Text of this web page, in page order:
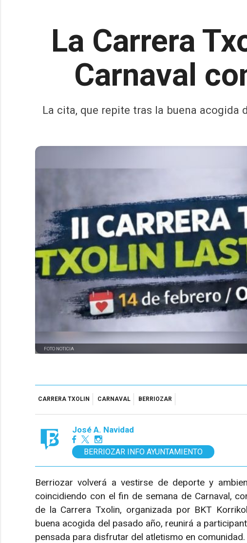
La Carrera
Carnaval
La cita, que repite tras la buena acogida
FOTO NOTICIA
CARRERA TXOLIN CARNAVAL BERRIOZAR
José A. Navidad
BERRIOZAR INFO AYUNTAMIENTO
Berriozar volverá a vestirse de deporte y
coincidiendo con el fin de semana de Carnaval,
de la Carrera Txolin, organizada por BKT
buena acogida del pasado año, reunirá a
pensada para disfrutar del atletismo en comunidad.